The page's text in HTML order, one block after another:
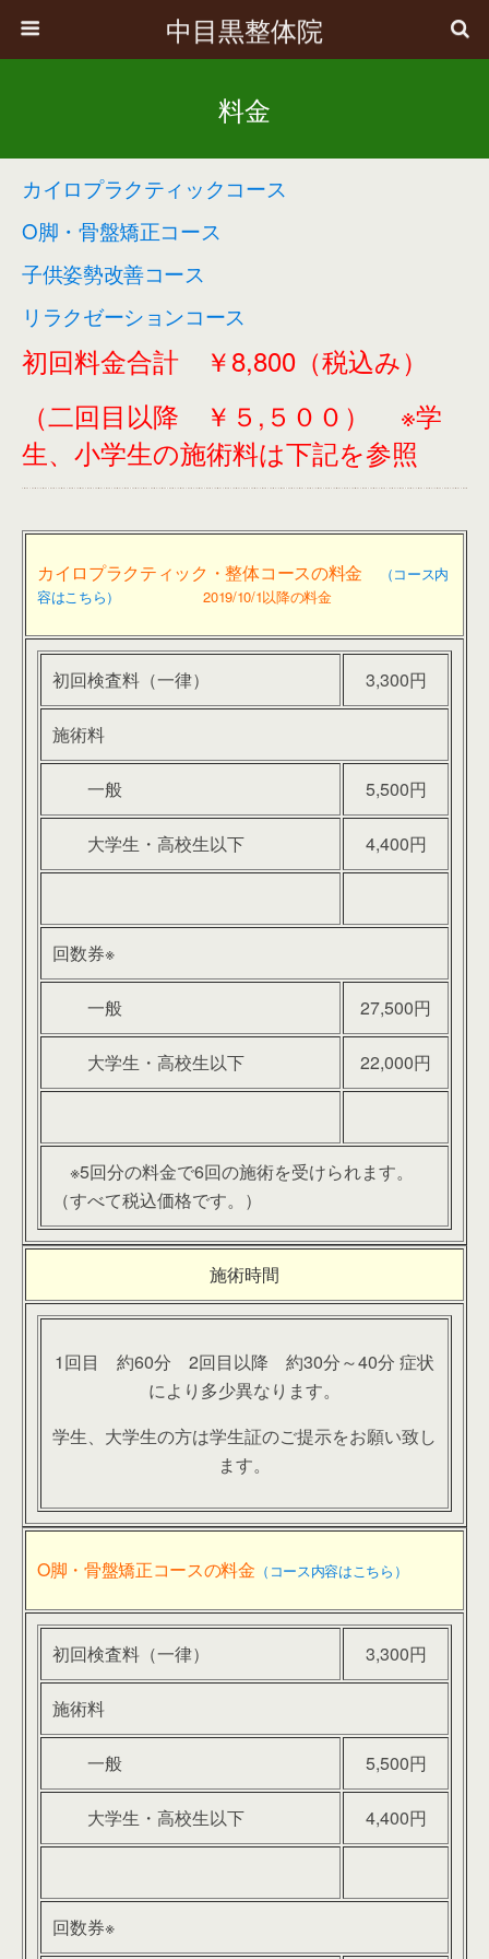
中目黒整体院
料金
カイロプラクティックコース
O脚・骨盤矯正コース
子供姿勢改善コース
リラクゼーションコース
初回料金合計 ￥8,800（税込み）
（二回目以降 ￥５,５００）
※学
生、小学生の施術料は下記を参照
カイロプラクティック・整体コースの料金
（コース内
容はこちら）
2019/10/1以降の料金
初回検査料（一律） 3,300円
施術料
一般 5,500円
大学生・高校生以下 4,400円
回数券※
一般 27,500円
大学生・高校生以下 22,000円
※5回分の料金で6回の施術を受けられます。
（すべて税込価格です。）
施術時間
1回目 約60分 2回目以降 約30分～40分 症状
により多少異なります。
学生、大学生の方は学生証のご提示をお願い致し
ます。
O脚・骨盤矯正コースの料金 （コース内容はこちら）
初回検査料（一律） 3,300円
施術料
一般 5,500円
大学生・高校生以下 4,400円
回数券※